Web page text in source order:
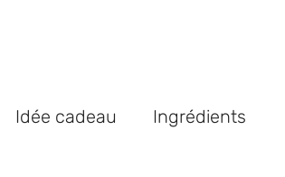
Idée cadeau Ingrédients